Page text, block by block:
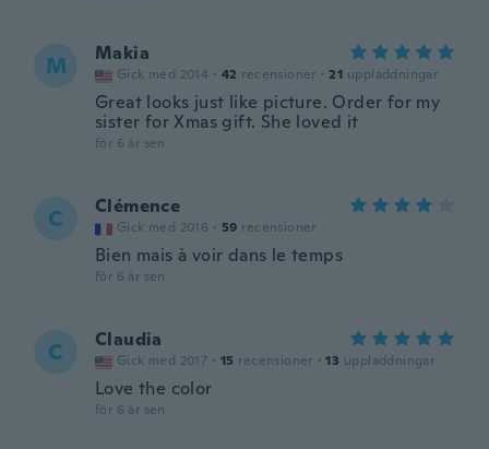
M Makia
Gick med 2014 · 42 recensioner · 21 uppladdningar
Great looks just like picture. Order for my
sister for Xmas gift. She loved it
för 6 år sen
C Clémence
Gick med 2016 · 59 recensioner
Bien mais à voir dans le temps
för 6 år sen
C Claudia
Gick med 2017 · 15 recensioner · 13 uppladdningar
Love the color
för 6 år sen